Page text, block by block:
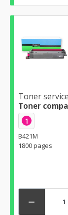
Toner
Toner
1
B421M
1800 pages
